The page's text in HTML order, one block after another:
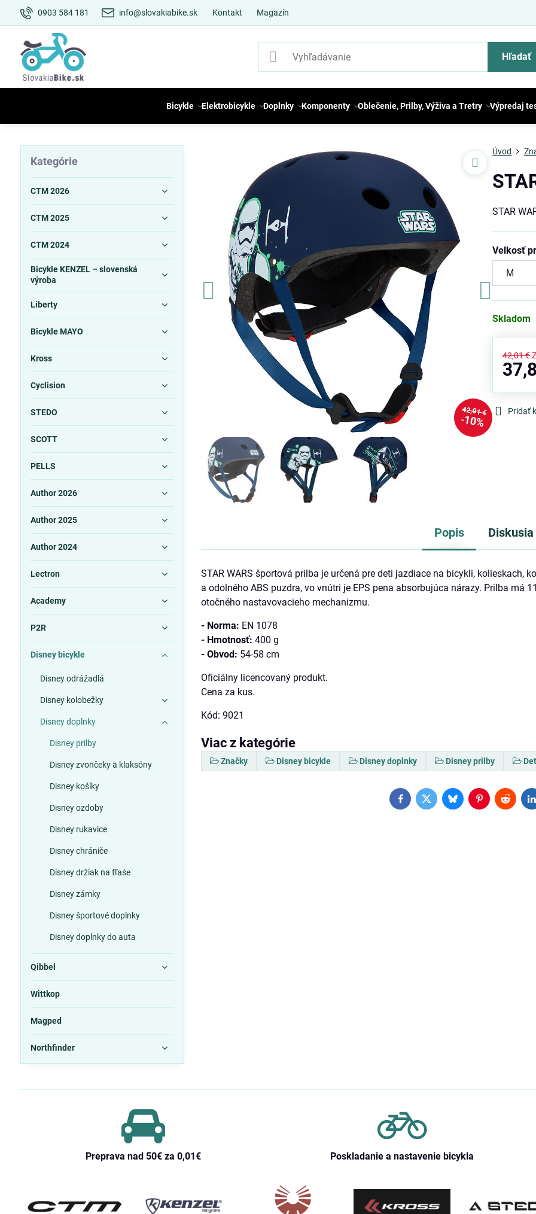
0903 584 181 info@slovakiabike.sk Kontakt Magazín
Hľadať
Bicykle Elektrobicykle Doplnky Komponenty Oblečenie, Prilby, Výživa a Tretry Výpredaj
42,01 €
10%
Úvod
STAR
Velkosť
Skladom
42,01 €
Pridať
Popis Diskusia
STAR WARS športová prilba je určená pre deti jazdiace na bicykli, kolieskach,
a odolného ABS puzdra, vo vnútri je EPS pena absorbujúca nárazy. Prilba má
otočného nastavovacieho mechanizmu.
- Norma: EN 1078
- Hmotnosť: 400 g
- Obvod: 54-58 cm
Oficiálny licencovaný produkt.
Cena za kus.
Kód: 9021
Viac z kategórie
Značky Disney bicykle Disney doplnky Disney prilby
FacebookTwitterBlueskyPinterestReddit
Kategórie
CTM 2026
CTM 2025
CTM 2024
Bicykle KENZEL – slovenská
výroba
Liberty
Bicykle MAYO
Kross
Cyclision
STEDO
SCOTT
PELLS
Author 2026
Author 2025
Author 2024
Lectron
Academy
P2R
Disney bicykle
Disney odrážadlá
Disney kolobežky
Disney doplnky
Disney prilby
Disney zvončeky a klaksóny
Disney košíky
Disney ozdoby
Disney rukavice
Disney chrániče
Disney držiak na fľaśe
Disney zámky
Disney športové doplnky
Disney doplnky do auta
Qibbel
Wittkop
Magped
Northfinder
Preprava nad 50€ za 0,01€ Poskladanie a nastavenie bicykla